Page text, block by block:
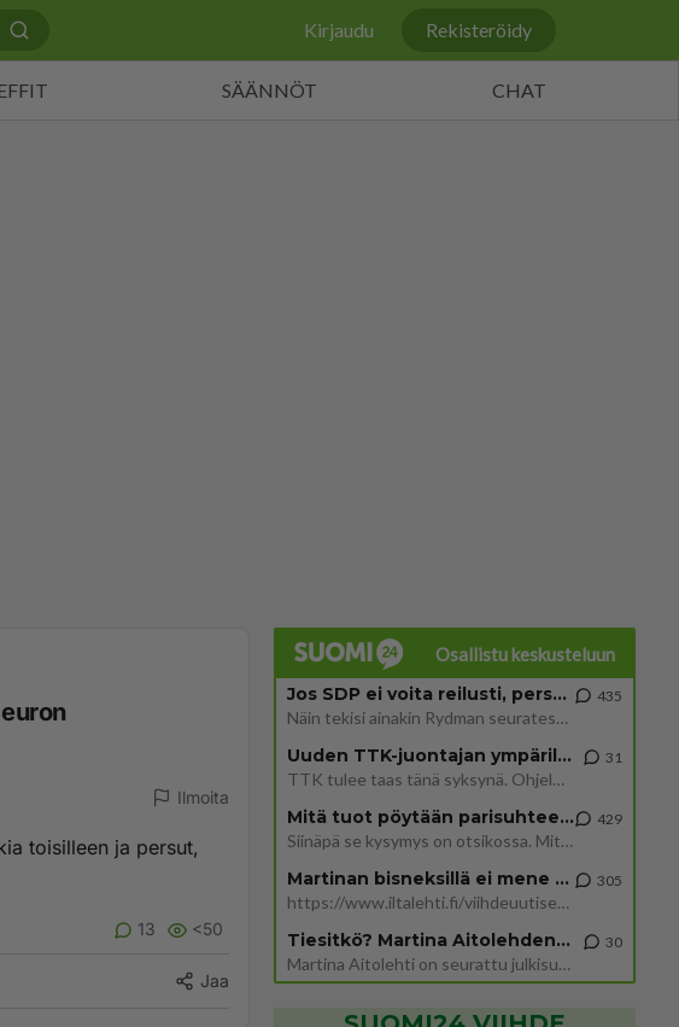
Kirjaudu Rekisteröidy
SÄÄNNÖT CHAT
Ilmoita
toisilleen ja persut,
13 <50
Jaa
Osallistu keskusteluun
Jos SDP ei voita reilusti, persut kumoavat demokratian Suomesta
Näin tekisi ainakin Rydman seuratessaan idolinsa Trumpin mallia https://www.is.fi/politiikka/art-2000012187244.html
435
Uuden TTK-juontajan ympärillä epätietoisuus sakenee - Nyt MTV hämmentää soppaa
TTK tulee taas tänä syksynä. Ohjelman uudet tähtioppilaat julkistetaan torstaina 6. elokuuta klo 14 alkavassa lehdistö
31
Mitä tuot pöytään parisuhteessa?
Siinäpä se kysymys on otsikossa. Mitäpä siis tuot/toisit pöytään parisuhteessa? Oletko mies vai nainen? Koetko sen mitä
429
Martinan bisneksillä ei mene hyvin
https://www.iltalehti.fi/viihdeuutiset/a/c46da6ab-340f-4790-aaa7-0865eed2336 Yrityksen konkurssihakemus on tullut kärä
305
Tiesitkö? Martina Aitolehden isäpuoli on tämä suosittu laulaja
Martina Aitolehti on seurattu julkisuuden henkilö. Lähipiiriin mahtuu muitakin tunnettuja henkilöitä. Tiesitkö, että Ma
30